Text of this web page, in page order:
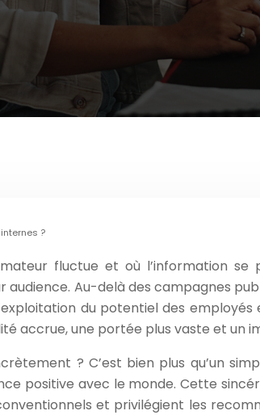
?
fluctue et où l’information
Au-delà des campagnes
du potentiel des
accrue, une portée plus vaste et un
? C’est bien plus qu’un
positive avec le monde. Cette
et privilégient les